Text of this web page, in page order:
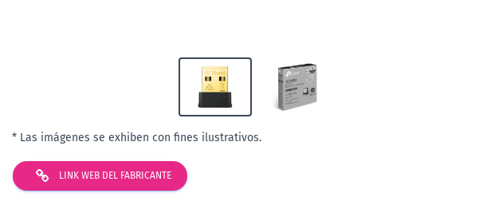
* Las imágenes se exhiben con fines ilustrativos.
LINK WEB DEL FABRICANTE